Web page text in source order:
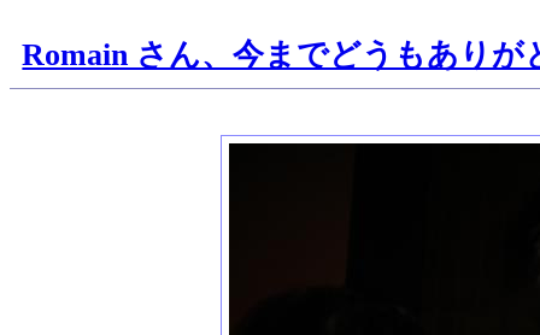
Romain さん、今までどうもあり